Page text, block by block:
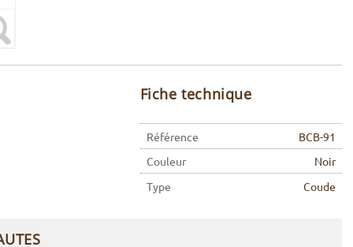
Fiche technique
Référence
BCB-91
Couleur
Noir
Type
Coude